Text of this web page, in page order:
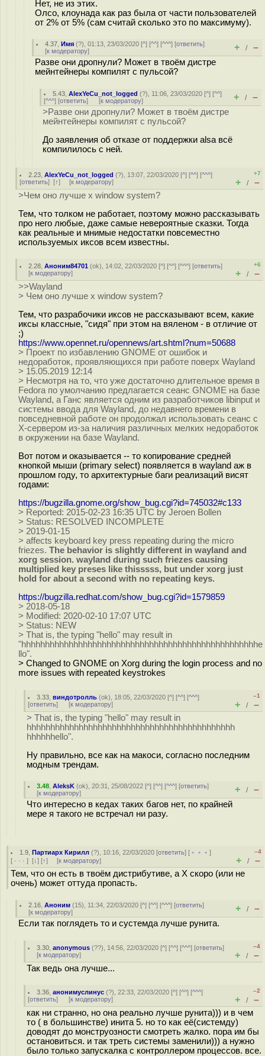
Нет, не из этих.
Олсо, клоунада как раз была от части пользователей
от 2% от 5% (сам считай сколько это по максимуму).
4.37 ,Имя (?), 01:13, 23/03/2020 [^] [^^] [^^^] [ответить]
[к модератору] + / –
Разве они дропнули? Может в твоём дистре
мейнтейнеры компилят с пульсой?
5.43 ,AlexYeCu_not_logged (?), 11:06, 23/03/2020 [^] [^^]
[^^^] [ответить] [к модератору] + / –
>Разве они дропнули? Может в твоём дистре
мейнтейнеры компилят с пульсой?
До заявления об отказе от поддержки alsa всё
компилилось с ней.
2.23 ,AlexYeCu_not_logged (?), 13:07, 22/03/2020 [^] [^^] [^^^]
[ответить] [↑] [к модератору]
+7
+ / –
>Чем оно лучше x window system?
Тем, что толком не работает, поэтому можно рассказывать
про него любые, даже самые невероятные сказки. Тогда
как реальные и мнимые недостатки повсеместно
используемых иксов всем известны.
2.28 ,Аноним84701 (ok), 14:02, 22/03/2020 [^] [^^] [^^^] [ответить]
[к модератору]
+6
+ / –
>>Wayland
> Чем оно лучше x window system?
Тем, что разрабочики иксов не рассказывают всем, какие
иксы классные, "сидя" при этом на вяленом - в отличие от
;)
https://www.opennet.ru/opennews/art.shtml?num=50688
> Проект по избавлению GNOME от ошибок и
недоработок, проявляющихся при работе поверх Wayland
> 15.05.2019 12:14
> Несмотря на то, что уже достаточно длительное время в
Fedora по умолчанию предлагается сеанс GNOME на базе
Wayland, а Ганс является одним из разработчиков libinput и
системы ввода для Wayland, до недавнего времени в
повседневной работе он продолжал использовать сеанс с
X-сервером из-за наличия различных мелких недоработок
в окружении на базе Wayland.
Вот потом и оказывается -- то копирование средней
кнопкой мыши (primary select) появляется в wayland аж в
прошлом году, то архитектурные баги реализаций висят
годами:
https://bugzilla.gnome.org/show_bug.cgi?id=745032#c133
> Reported: 2015-02-23 16:35 UTC by Jeroen Bollen
> Status: RESOLVED INCOMPLETE
> 2019-01-15
> affects keyboard key press repeating during the micro
friezes. The behavior is slightly different in wayland and
xorg session. wayland during such friezes causing
multiplied key preses like thisssss, but under xorg just
hold for about a second with no repeating keys.
https://bugzilla.redhat.com/show_bug.cgi?id=1579859
> 2018-05-18
> Modified: 2020-02-10 17:07 UTC
> Status: NEW
> That is, the typing "hello" may result in
"hhhhhhhhhhhhhhhhhhhhhhhhhhhhhhhhhhhhhhhhhhhhhhhhhhe
llo".
> Changed to GNOME on Xorg during the login process and no
more issues with repeated keystrokes
3.33 ,виндотролль (ok), 18:05, 22/03/2020 [^] [^^] [^^^]
[ответить] [к модератору]
–1
+ / –
> That is, the typing "hello" may result in
hhhhhhhhhhhhhhhhhhhhhhhhhhhhhhhhhhhhhhhhhhhh
hhhhhhello".
Ну правильно, все как на макоси, согласно последним
модным трендам.
3.48 ,AleksK (ok), 20:31, 25/08/2022 [^] [^^] [^^^] [ответить]
[к модератору] + / –
Что интересно в кедах таких багов нет, по крайней
мере я такого не встречал ни разу.
1.9 ,Партиарх Кирилл (?), 10:16, 22/03/2020 [ответить] [ ﹢﹢﹢]
[ · · · ] [↓] [↑] [к модератору]
–4
+ / –
Тем, что он есть в твоём дистрибутиве, а X скоро (или не
очень) может оттуда пропасть.
2.16 ,Аноним (15), 11:34, 22/03/2020 [^] [^^] [^^^] [ответить]
[к модератору] + / –
Если так поглядеть то и сустемда лучше рунита.
3.30 ,anonymous (??), 14:56, 22/03/2020 [^] [^^] [^^^] [ответить]
[к модератору]
–4
+ / –
Так ведь она лучше...
3.36 ,анонимуслинус (?), 22:33, 22/03/2020 [^] [^^] [^^^]
[ответить] [к модератору]
–2
+ / –
как ни странно, но она реально лучше рунита))) и в чем
то ( в большинстве) инита 5. но то как её(системду)
доводят до монструозности смотреть жалко. пора им бы
остановиться. и так треть системы заменили))) а нужно
было только запускалка с контроллером процессов. все.